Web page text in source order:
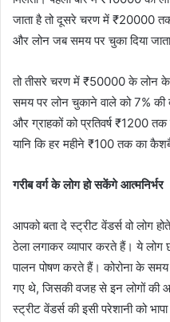
जाता है तो दूसरे चरण में ₹20000
और लोन जब समय पर चुका दिया
तो तीसरे चरण में ₹50000 के लोन
समय पर लोन चुकाने वाले को 7% की
और ग्राहकों को प्रतिवर्ष ₹1200
यानि कि हर महीने ₹100 तक का
गरीब वर्ग के लोग हो सकेंगे आत्मनिर्भर
आपको बता दे स्ट्रीट वेंडर्स वो लोग
ठेला लगाकर व्यापार करते हैं। ये लोग
पालन पोषण करते हैं। कोरोना के समय
गए थे, जिसकी वजह से इन लोगों की
स्ट्रीट वेंडर्स की इसी परेशानी को